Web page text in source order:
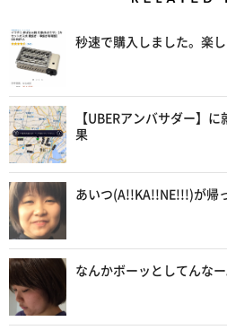
秒速で購入しました。楽し
【UBERアンバサダー】
果
あいつ(A!!KA!!NE!!!)が帰
なんかボーッとしてんな